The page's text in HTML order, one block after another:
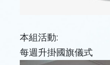
本組活動:
每週升掛國旗儀式